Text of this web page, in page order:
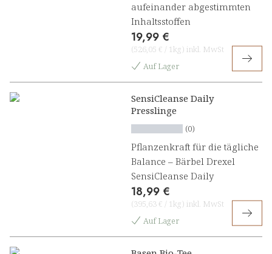
aufeinander abgestimmten
Inhaltsstoffen
19,99 €
(526,05 € / 1kg) inkl. MwSt
Auf Lager
SensiCleanse Daily
Presslinge
(0)
Pflanzenkraft für die tägliche
Balance – Bärbel Drexel
SensiCleanse Daily
18,99 €
(395,63 € / 1kg) inkl. MwSt
Auf Lager